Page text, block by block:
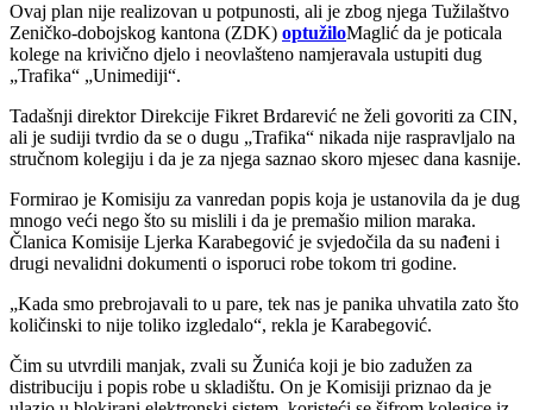
Ovaj plan nije realizovan u potpunosti, ali je zbog njega Tužilaštvo
Zeničko-dobojskog kantona (ZDK) optužiloMaglić da je poticala
kolege na krivično djelo i neovlašteno namjeravala ustupiti dug
„Trafika“ „Unimediji“.
Tadašnji direktor Direkcije Fikret Brdarević ne želi govoriti za CIN,
ali je sudiji tvrdio da se o dugu „Trafika“ nikada nije raspravljalo na
stručnom kolegiju i da je za njega saznao skoro mjesec dana kasnije.
Formirao je Komisiju za vanredan popis koja je ustanovila da je dug
mnogo veći nego što su mislili i da je premašio milion maraka.
Članica Komisije Ljerka Karabegović je svjedočila da su nađeni i
drugi nevalidni dokumenti o isporuci robe tokom tri godine.
„Kada smo prebrojavali to u pare, tek nas je panika uhvatila zato što
količinski to nije toliko izgledalo“, rekla je Karabegović.
Čim su utvrdili manjak, zvali su Žunića koji je bio zadužen za
distribuciju i popis robe u skladištu. On je Komisiji priznao da je